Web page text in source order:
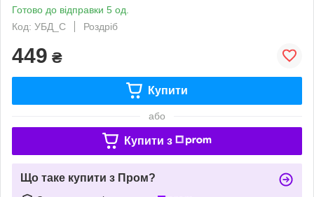
Готово до відправки 5 од.
Код: УБД_С
Роздріб
449 ₴
Купити
або
Купити з
Що таке купити з Пром?